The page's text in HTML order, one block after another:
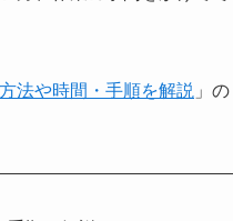
法や時間・手順を解説 」の